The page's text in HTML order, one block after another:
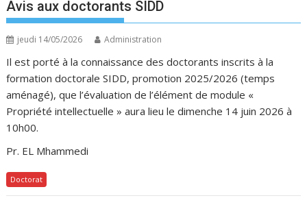
Avis aux doctorants SIDD
jeudi 14/05/2026 Administration
Il est porté à la connaissance des doctorants inscrits à la
formation doctorale SIDD, promotion 2025/2026 (temps
aménagé), que l’évaluation de l’élément de module «
Propriété intellectuelle » aura lieu le dimenche 14 juin 2026 à
10h00.
Pr. EL Mhammedi
Doctorat